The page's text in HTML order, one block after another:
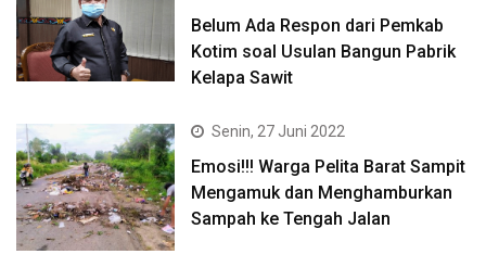
Belum Ada Respon dari Pemkab
Kotim soal Usulan Bangun Pabrik
Kelapa Sawit
Senin, 27 Juni 2022
Emosi!!! Warga Pelita Barat Sampit
Mengamuk dan Menghamburkan
Sampah ke Tengah Jalan